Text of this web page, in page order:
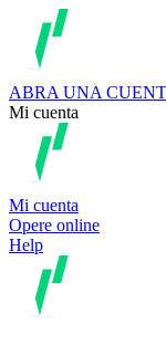
ABRA UNA
Mi cuenta
Mi cuenta
Opere online
Help